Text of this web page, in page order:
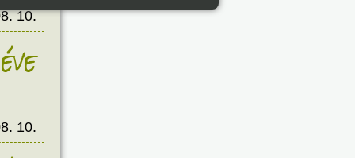
10.
éve
10.